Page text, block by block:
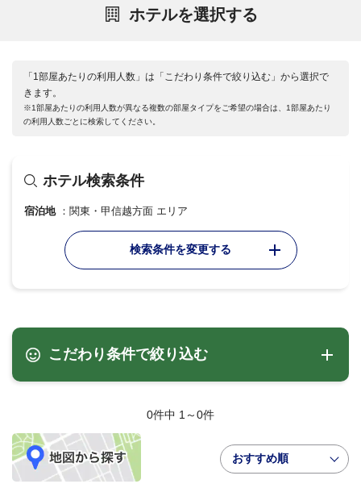
ホテルを選択する
「1部屋あたりの利用人数」は「こだわり条件で絞り込む」から選択で
きます。
※1部屋あたりの利用人数が異なる複数の部屋タイプをご希望の場合は、1部屋あたり
の利用人数ごとに検索してください。
ホテル検索条件
宿泊地 関東・甲信越方面 エリア
検索条件を変更する
こだわり条件で絞り込む
0件中 1～0件
おすすめ順